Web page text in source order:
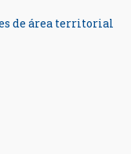
de área territorial